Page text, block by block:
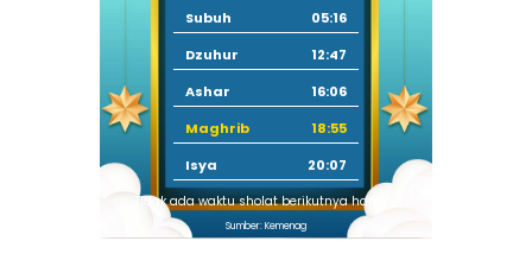
Subuh
05:16
Dzuhur
12:47
Ashar
16:06
Maghrib
18:55
Isya
20:07
Tidak ada waktu sholat berikutnya hari ini.
Sumber: Kemenag